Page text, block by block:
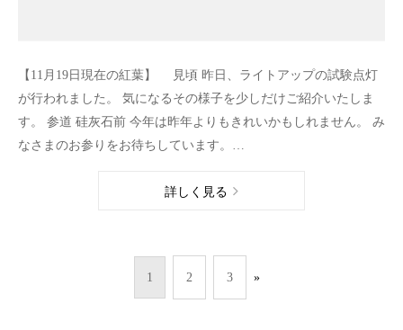
【11月19日現在の紅葉】 見頃 昨日、ライトアップの試験点灯
が行われました。 気になるその様子を少しだけご紹介いたしま
す。 参道 硅灰石前 今年は昨年よりもきれいかもしれません。 み
なさまのお参りをお待ちしています。…
詳しく見る
1 2 3 »